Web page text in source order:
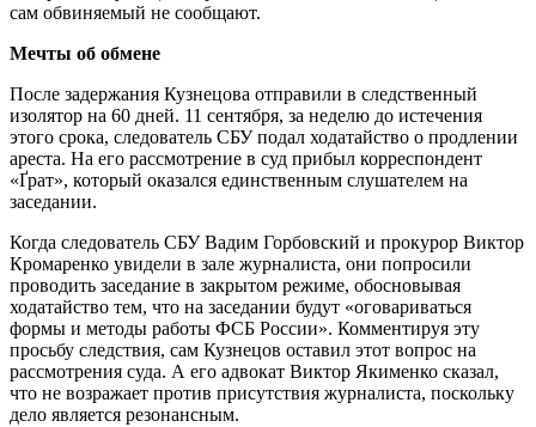
сам обвиняемый не сообщают.
Мечты об обмене
После задержания Кузнецова отправили в следственный
изолятор на 60 дней. 11 сентября, за неделю до истечения
этого срока, следователь СБУ подал ходатайство о продлении
ареста. На его рассмотрение в суд прибыл корреспондент
«Ґрат», который оказался единственным слушателем на
заседании.
Когда следователь СБУ Вадим Горбовский и прокурор Виктор
Кромаренко увидели в зале журналиста, они попросили
проводить заседание в закрытом режиме, обосновывая
ходатайство тем, что на заседании будут «оговариваться
формы и методы работы ФСБ России». Комментируя эту
просьбу следствия, сам Кузнецов оставил этот вопрос на
рассмотрения суда. А его адвокат Виктор Якименко сказал,
что не возражает против присутствия журналиста, поскольку
дело является резонансным.